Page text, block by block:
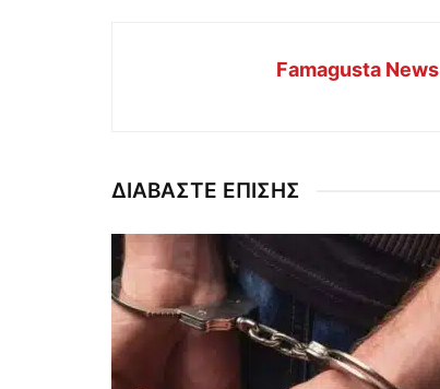
Famagusta News
ΔΙΑΒΑΣΤΕ ΕΠΙΣΗΣ